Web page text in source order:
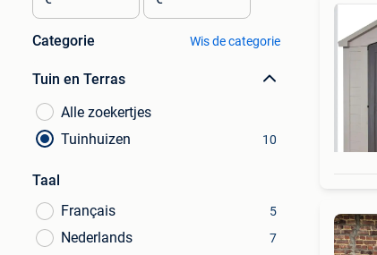
Categorie Wis de categorie
Tuin en Terras
Alle zoekertjes
Tuinhuizen
10
Taal
Français
5
Nederlands 7